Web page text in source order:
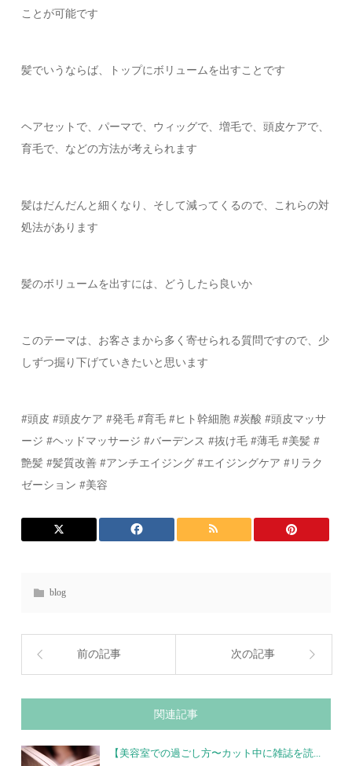
ことが可能です
髪でいうならば、トップにボリュームを出すことです
ヘアセットで、パーマで、ウィッグで、増毛で、頭皮ケアで、
育毛で、などの方法が考えられます
髪はだんだんと細くなり、そして減ってくるので、これらの対
処法があります
髪のボリュームを出すには、どうしたら良いか
このテーマは、お客さまから多く寄せられる質問ですので、少
しずつ掘り下げていきたいと思います
#頭皮 #頭皮ケア #発毛 #育毛 #ヒト幹細胞 #炭酸 #頭皮マッサ
ージ #ヘッドマッサージ #バーデンス #抜け毛 #薄毛 #美髪 #
艶髪 #髪質改善 #アンチエイジング #エイジングケア #リラク
ゼーション #美容
blog
前の記事 次の記事
関連記事
【美容室での過ごし方〜カット中に雑誌を読...